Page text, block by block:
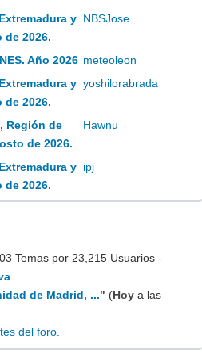
y
de 2026.
NBSJose
Año 2026 meteoleon
y
de 2026.
yoshilorabrada
Región de
de 2026.
Hawnu
y
de 2026.
ipj
Temas por 23,215 Usuarios -
de Madrid, ..." (Hoy a las
del foro.